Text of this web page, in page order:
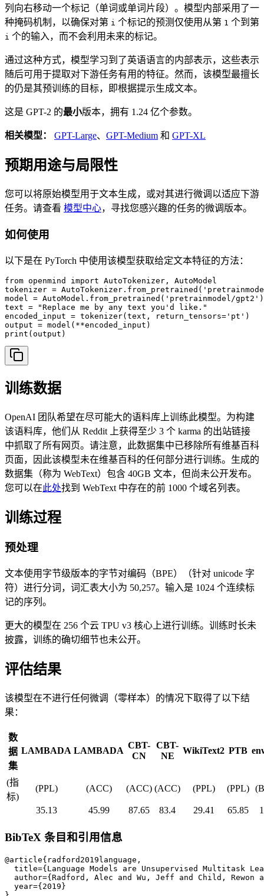
列向右移动一个标记（单词或单词片段）。模型内部采用了一
种掩码机制，以确保对第 i 个标记的预测仅使用从第 1 个到第
i 个的输入，而不会利用未来的标记。
通过这种方式，模型学习到了英语语言的内部表示，这些表示
随后可用于提取对下游任务有用的特征。然而，该模型最擅长
的仍是其预训练的目标，即根据提示生成文本。
这是 GPT-2 的最小版本，拥有 1.24 亿个参数。
相关模型： GPT-Large、 GPT-Medium 和 GPT-XL
预期用途与局限性
您可以将原始模型用于文本生成，或对其进行微调以适应下游
任务。请查看 模型中心，寻找您感兴趣的任务的微调版本。
如何使用
以下是在 PyTorch 中使用该模型获取给定文本特征的方法：
from openmind import AutoTokenizer, AutoModel
tokenizer =
model = AutoModel.from_pretrained('pretrainmodel/gpt2')
text = "Replace me by any text you'd like."
encoded_input = tokenizer(text, return_tensors='pt')
output = model(**encoded_input)
print(output)
训练数据
OpenAI 团队希望在尽可能大的语料库上训练此模型。为构建
该语料库，他们从 Reddit 上获得至少 3 个 karma 的出站链接
中抓取了所有网页。请注意，此数据集中已移除所有维基百科
页面，因此该模型未在维基百科的任何部分进行训练。生成的
数据集（称为 WebText）包含 40GB 文本，但尚未公开发布。
您可以在此处找到 WebText 中存在的前 1000 个域名列表。
训练过程
预处理
文本使用字节级版本的字节对编码（BPE）（针对 unicode 字
符）进行分词，词汇表大小为 50,257。输入是 1024 个连续标
记的序列。
更大的模型在 256 个云 TPU v3 核心上进行训练。训练时长未
披露，训练的确切细节也未公开。
评估结果
该模型在不进行任何微调（零样本）的情况下取得了以下结
果：
数
据
集
LAMBADA LAMBADA
CBT-
CN
CBT-
NE
WikiText2 PTB
(指
标)
(PPL) (ACC) (ACC) (ACC) (PPL) (PPL)
35.13 45.99 87.65 83.4 29.41 65.85
BibTeX 条目和引用信息
@article{radford2019language,
title={Language Models are Unsupervised Multitask
author={Radford, Alec and Wu, Jeff and Child, Rewon
  year={2019}